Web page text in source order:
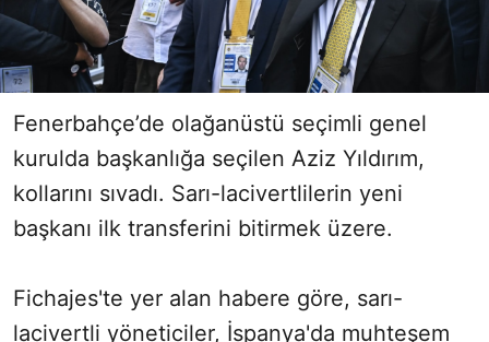
Fenerbahçe’de olağanüstü seçimli genel
kurulda başkanlığa seçilen Aziz Yıldırım,
kollarını sıvadı. Sarı-lacivertlilerin yeni
başkanı ilk transferini bitirmek üzere.
Fichajes'te yer alan habere göre, sarı-
lacivertli yöneticiler, İspanya'da muhteşem